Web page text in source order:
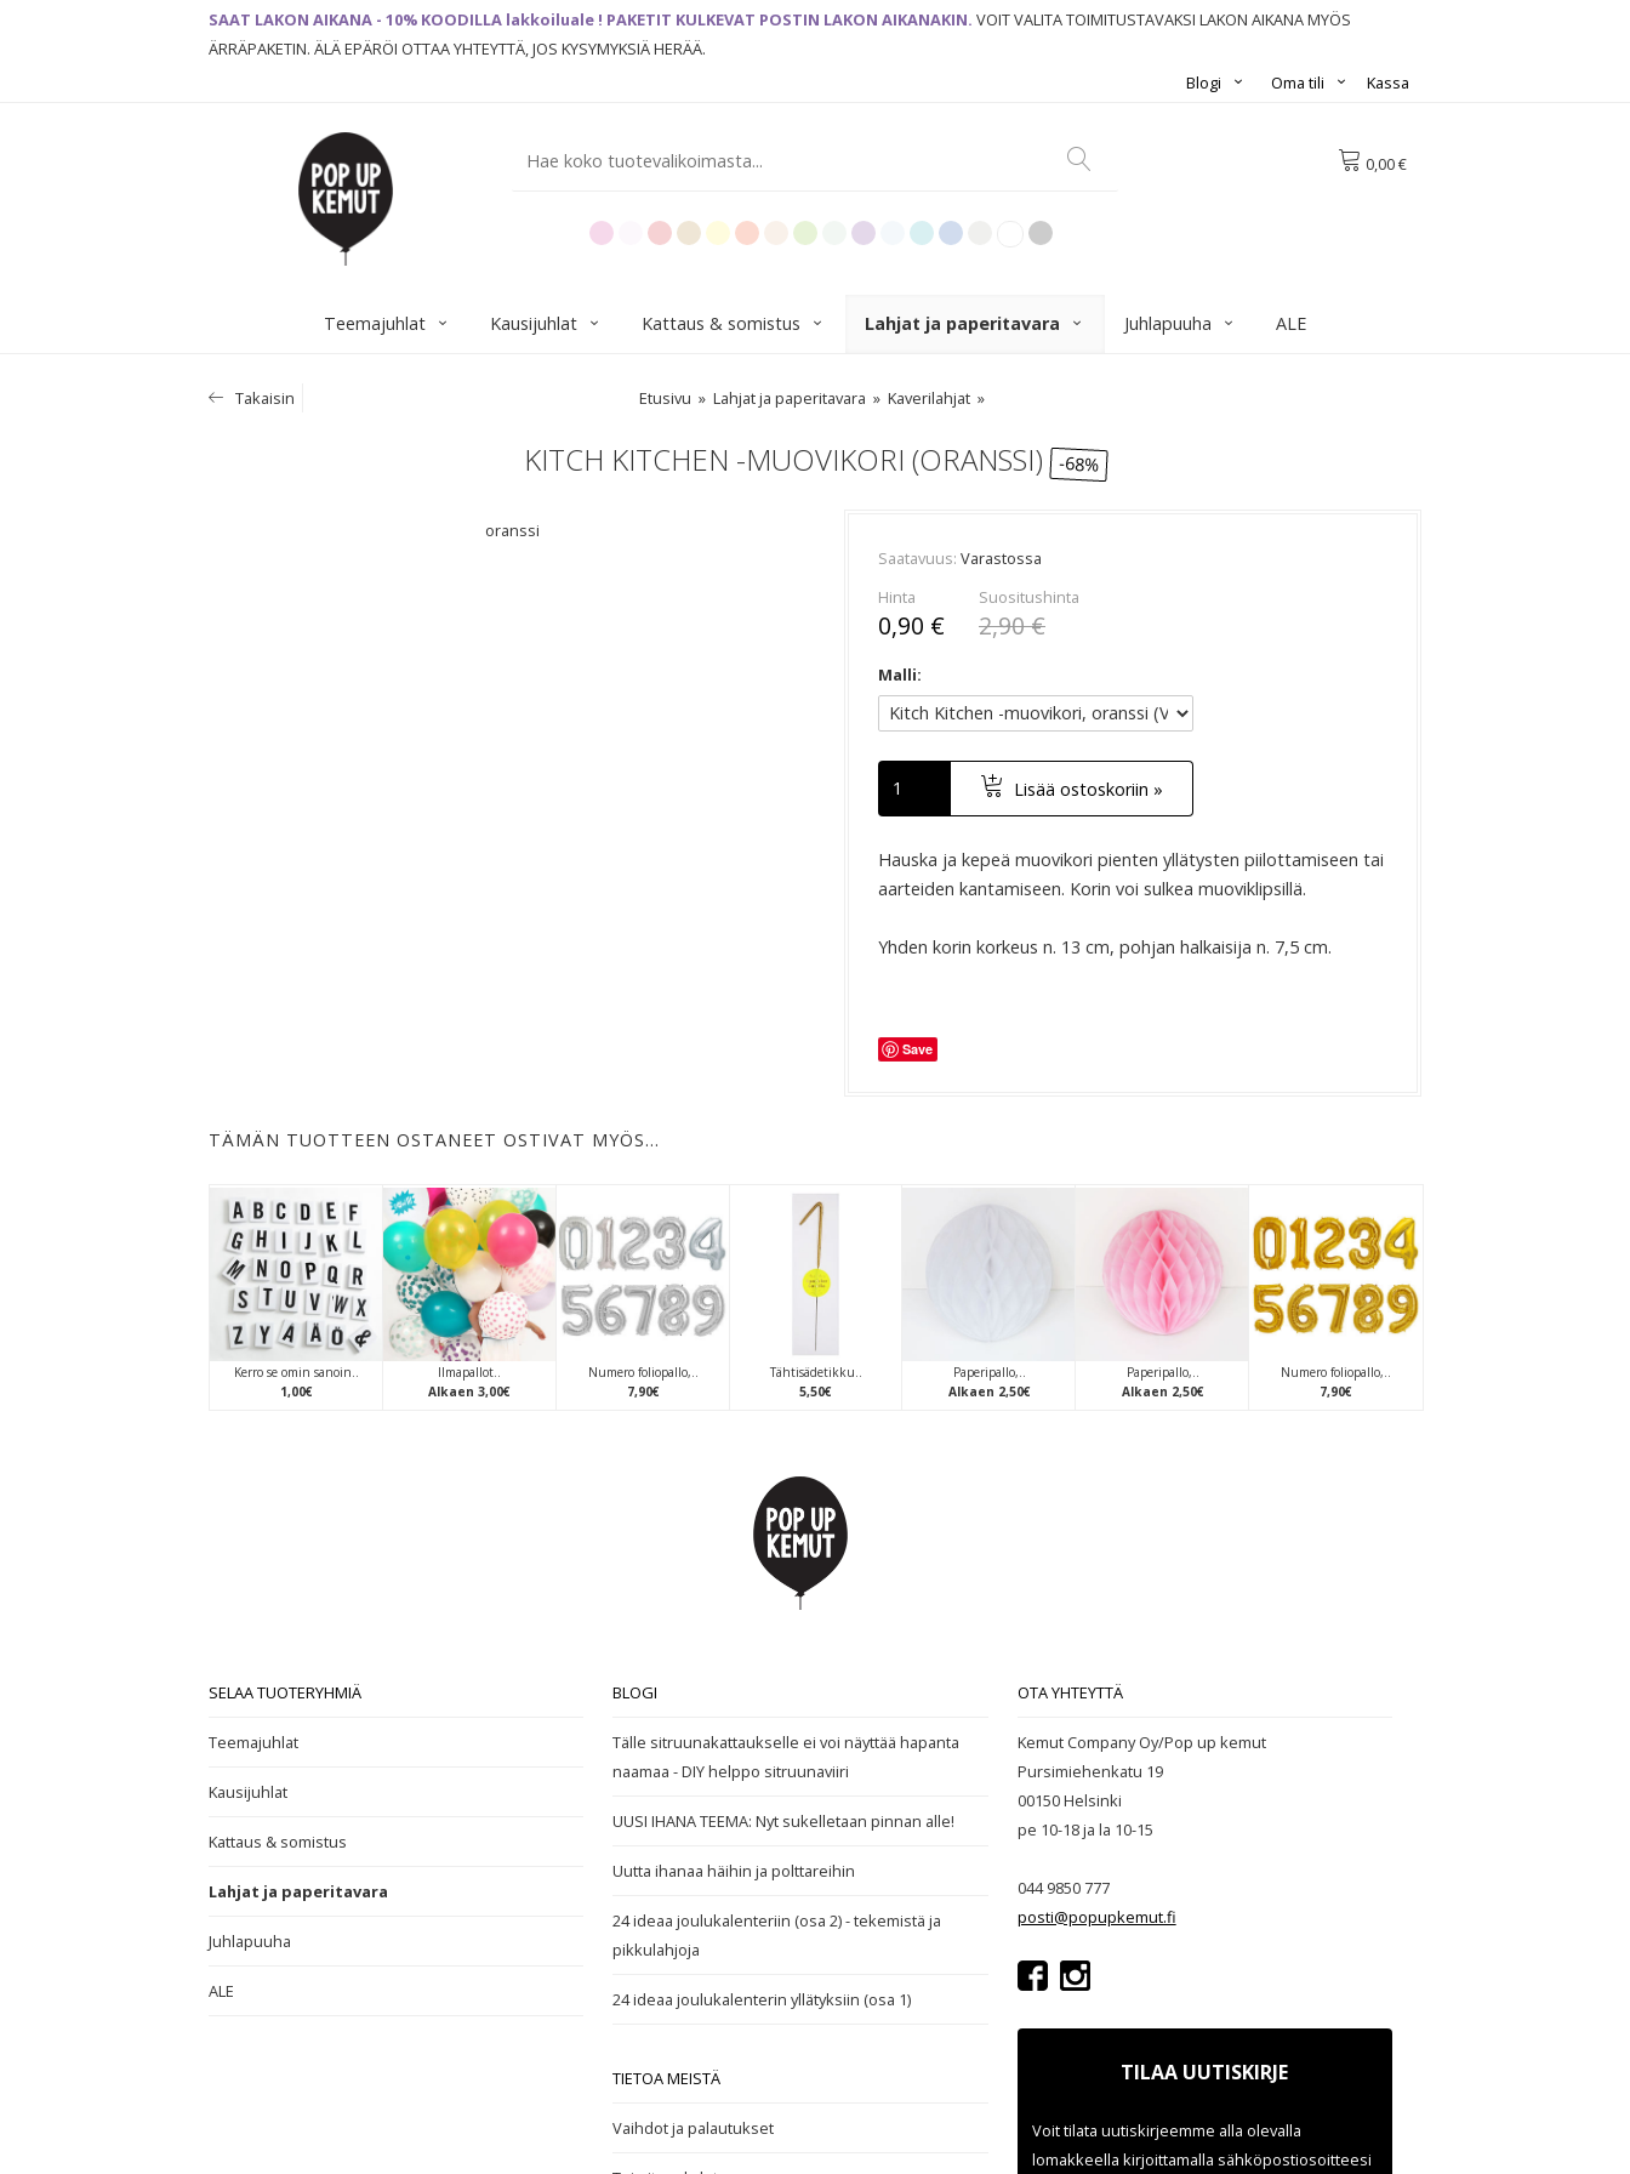
SAAT LAKON AIKANA - 10% KOODILLA lakkoiluale ! PAKETIT KULKEVAT POSTIN LAKON AIKANAKIN. VOIT VALITA TOIMITUSTAVAKSI LAKON AIKANA MYÖS
ÄRRÄPAKETIN. ÄLÄ EPÄRÖI OTTAA YHTEYTTÄ, JOS KYSYMYKSIÄ HERÄÄ.
Kassa
Oma tili
Blogi
0,00 €
Teemajuhlat Kausijuhlat Kattaus & somistus Lahjat ja paperitavara Juhlapuuha ALE
Takaisin Etusivu Lahjat ja paperitavara Kaverilahjat
KITCH KITCHEN -MUOVIKORI (ORANSSI) -68%
oranssi
Saatavuus Varastossa
Hinta
0,90 €
Suositushinta
2,90 €
Malli:
Lisää ostoskoriin »
Hauska ja kepeä muovikori pienten yllätysten piilottamiseen tai
aarteiden kantamiseen. Korin voi sulkea muoviklipsillä.
Yhden korin korkeus n. 13 cm, pohjan halkaisija n. 7,5 cm.
Save
TÄMÄN TUOTTEEN OSTANEET OSTIVAT MYÖS…
Kerro se omin sanoin..
1,00€
Ilmapallot..
Alkaen 3,00€
Numero foliopallo,..
7,90€
Tähtisädetikku..
5,50€
Paperipallo,..
Alkaen 2,50€
Paperipallo,..
Alkaen 2,50€
Numero foliopallo,..
7,90€
SELAA TUOTERYHMIÄ
Teemajuhlat
Kausijuhlat
Kattaus & somistus
Lahjat ja paperitavara
Juhlapuuha
ALE
BLOGI
Tälle sitruunakattaukselle ei voi näyttää hapanta
naamaa - DIY helppo sitruunaviiri
UUSI IHANA TEEMA: Nyt sukelletaan pinnan alle!
Uutta ihanaa häihin ja polttareihin
24 ideaa joulukalenteriin (osa 2) - tekemistä ja
pikkulahjoja
24 ideaa joulukalenterin yllätyksiin (osa 1)
TIETOA MEISTÄ
Vaihdot ja palautukset
OTA YHTEYTTÄ
Kemut Company Oy/Pop up kemut
Pursimiehenkatu 19
00150 Helsinki
pe 10-18ja la 10-15
044 9850 777
posti@popupkemut.fi
TILAA UUTISKIRJE
Voit tilata uutiskirjeemme alla olevalla
lomakkeella kirjoittamalla sähköpostiosoitteesi